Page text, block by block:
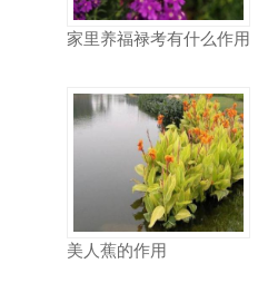
家里养福禄考有什么作用
美人蕉的作用